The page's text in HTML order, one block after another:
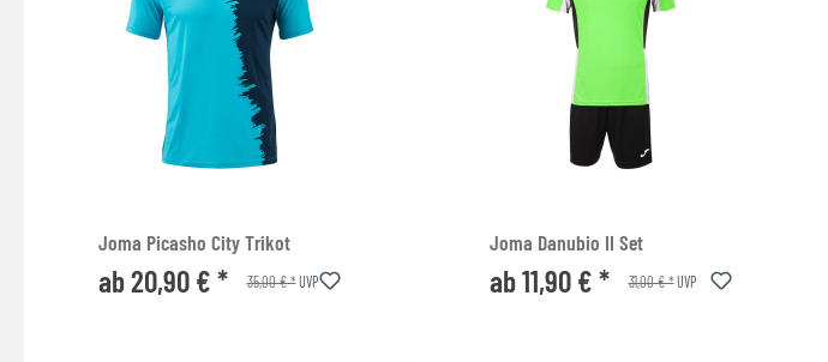
Joma Picasho City Trikot
ab 20,90 € * 35,00 € *UVP
Joma Danubio II Set
ab 11,90 € * 31,00 € *UVP